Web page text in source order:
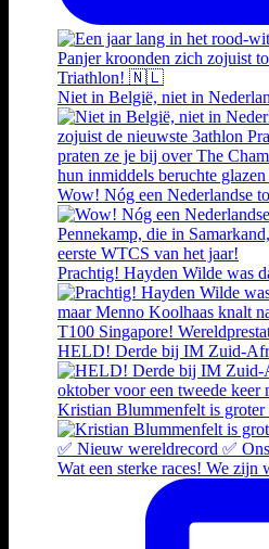
Niet in België, niet in
Wow! Nóg een Nederlandse
Prachtig! Hayden Wilde was
HELD! Derde bij IM Zuid-
Kristian Blummenfelt is groter
Wat een sterke races! We zijn